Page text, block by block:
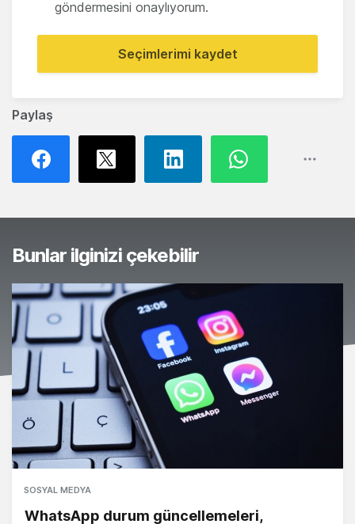
Paylaş
göndermesini onaylıyorum.
Seçimlerimi kaydet
Bunlar ilginizi çekebilir
SOSYAL MEDYA
WhatsApp durum güncellemeleri,